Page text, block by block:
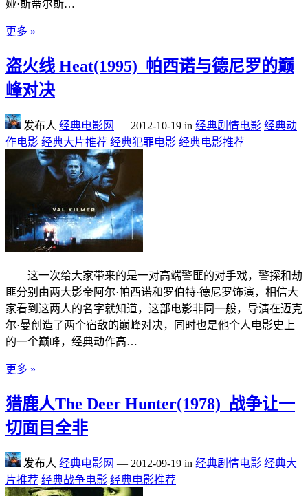
娅·斯蒂尔斯…
更多 »
盗火线 Heat(1995)_帕西诺与德尼罗的巅
峰对决
发布人 经典电影网 — 2012-10-19 in 经典剧情电影 经典动
作电影 经典大片推荐 经典犯罪电影 经典电影推荐
这一次给大家带来的是一对高端警匪的对手戏，警探和劫
匪分别由两大影帝阿尔·帕西诺和罗伯特·德尼罗饰演，相信大
家看到这两人的名字就知道，这部电影非同一般，导演在迈克
尔·曼创造了两个宿敌的巅峰对决，同时也是他个人电影史上
的一个巅峰，经典动作高…
更多 »
猎鹿人The Deer Hunter(1978)_战争让一
切面目全非
发布人 经典电影网 — 2012-09-19 in 经典剧情电影 经典大
片推荐 经典战争电影 经典电影推荐